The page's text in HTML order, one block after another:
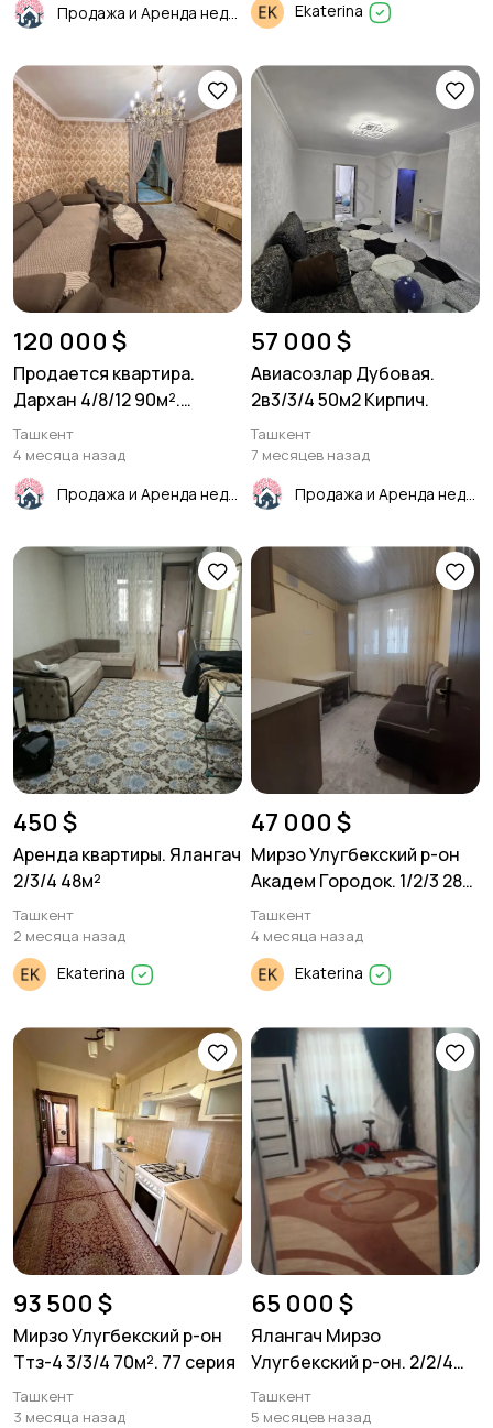
Ekaterina
120 000 $
Продается квартира.
Дархан 4/8/12 90м².
Инконель.
Ташкент
4 месяца назад
57 000 $
Авиасозлар Дубовая.
2в3/3/4 50м2 Кирпич.
Ташкент
7 месяцев назад
450 $
Аренда квартиры. Ялангач
2/3/4 48м²
Ташкент
2 месяца назад
Ekaterina
47 000 $
Мирзо Улугбекский р-он
Академ Городок. 1/2/3 28
м²
Ташкент
4 месяца назад
Ekaterina
93 500 $
Мирзо Улугбекский р-он
Ттз-4 3/3/4 70м². 77 серия
Ташкент
3 месяца назад
65 000 $
Ялангач Мирзо
Улугбекский р-он. 2/2/4
46м²
Ташкент
5 месяцев назад